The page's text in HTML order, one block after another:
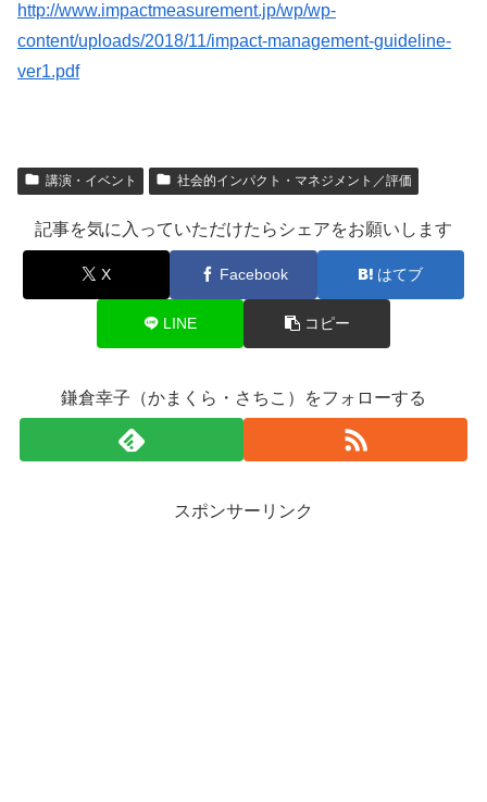
http://www.impactmeasurement.jp/wp/wp-
content/uploads/2018/11/impact-management-guideline-
ver1.pdf
講演・イベント 社会的インパクト・マネジメント／評価
記事を気に入っていただけたらシェアをお願いします
X Facebook はてブ
LINE コピー
鎌倉幸子（かまくら・さちこ）をフォローする
スポンサーリンク